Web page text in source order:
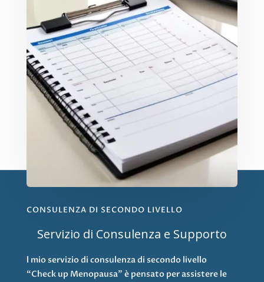
CONSULENZA DI SECONDO LIVELLO
Servizio di Consulenza e Supporto
l mio servizio di consulenza di secondo livello
“Check up Menopausa” è pensato per assistere le